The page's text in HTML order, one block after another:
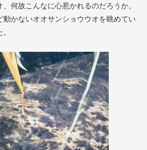
何故こんなに心惹かれるのだろうか。
動かないオオサンショウウオを眺めてい